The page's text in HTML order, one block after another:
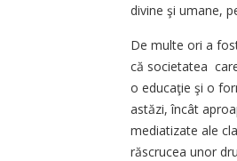
divine şi umane,
De multe ori a
că societatea
o educaţie şi o
astăzi, încât
mediatizate ale
răscrucea unor